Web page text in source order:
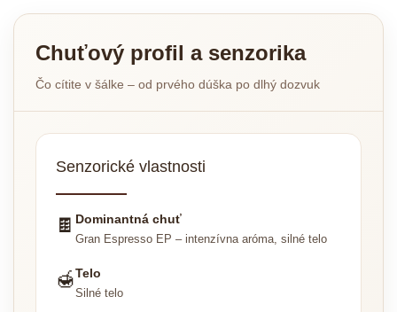
Chuťový profil a senzorika
Čo cítite v šálke – od prvého dúška po dlhý dozvuk
Senzorické vlastnosti
🍫 Dominantná chuť
Gran Espresso EP – intenzívna aróma, silné telo
🍯Telo
Silné telo